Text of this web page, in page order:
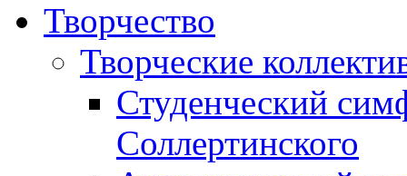
Творчество
Творческие
Студенческий
Соллертинского